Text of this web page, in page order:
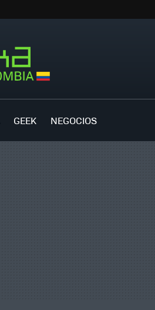
GEEK NEGOCIOS